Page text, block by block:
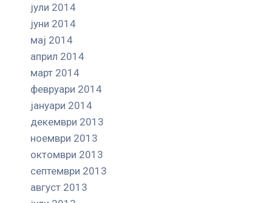
јули 2014
јуни 2014
мај 2014
април 2014
март 2014
февруари 2014
јануари 2014
декември 2013
ноември 2013
октомври 2013
септември 2013
август 2013